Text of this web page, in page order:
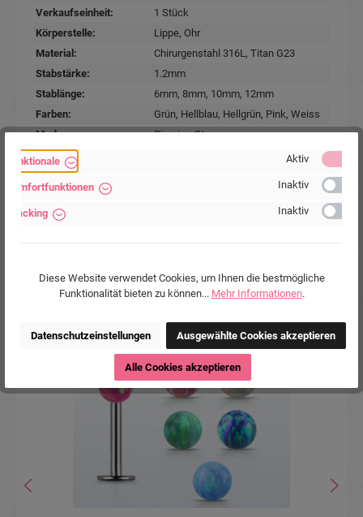
Verkaufseinheit:
1 Stück
Körperstelle:
Lippe, Ohr
Material:
Chirurgenstahl 316L, Titan G23
Stabstärke:
1.2mm
Stablänge:
6mm, 8mm, 10mm, 12mm
Farben:
Grün, Hellblau, Hellgrün, Pink, Weiss
Marke:
Piercing-Store.com
Hersteller:
Michael Jakob, Piercing-Store.com,
Funktionale Aktiv
Komfortfunktionen Inaktiv
Tracking Inaktiv
Diese Website verwendet Cookies, um Ihnen die bestmögliche
Funktionalität bieten zu können... Mehr Informationen.
Datenschutzeinstellungen Ausgewählte Cookies akzeptieren
Alle Cookies akzeptieren